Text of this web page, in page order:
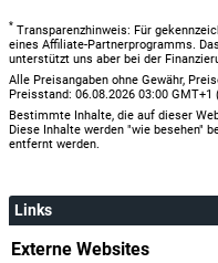
* Transparenzhinweis: Für
eines Affiliate-Partnerprogramms.
unterstützt uns aber bei der
Alle Preisangaben ohne Gewähr,
Preisstand: 06.08.2026 03:00 GMT+1
Bestimmte Inhalte, die auf dieser
Diese Inhalte werden "wie besehen"
entfernt werden.
Links
Externe Websites